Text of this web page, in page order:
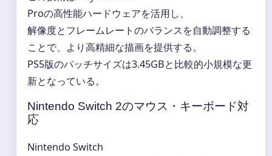
Proの高性能ハードウェアを活用し、
解像度とフレームレートのバランスを自動調整する
ことで、より高精細な描画を提供する。
PS5版のパッチサイズは3.45GBと比較的小規模な更
新となっている。
Nintendo Switch 2のマウス・キーボード対
応
Nintendo Switch